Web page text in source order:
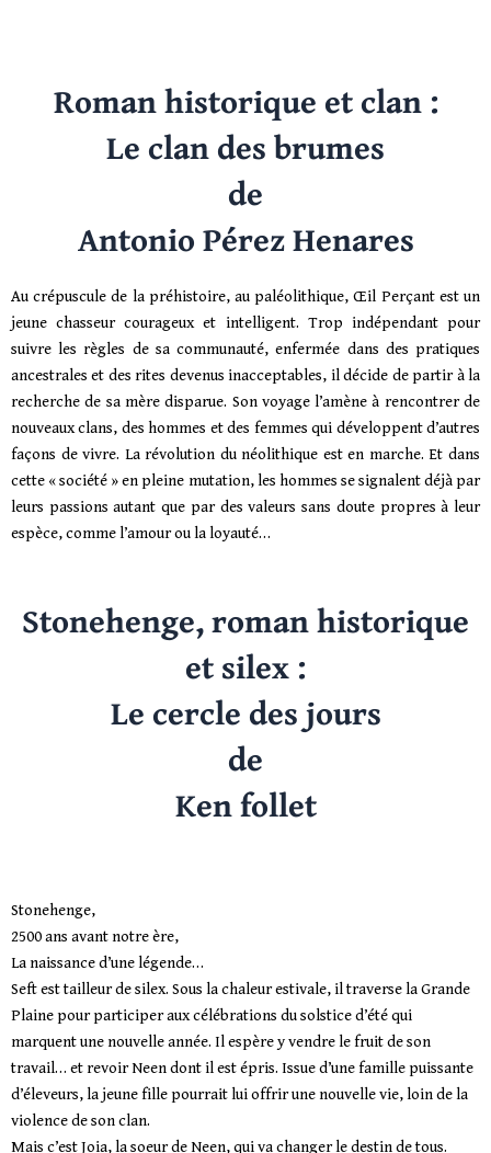
Roman historique et clan :
Le clan des brumes
de
Antonio Pérez Henares
Au crépuscule de la préhistoire, au paléolithique, Œil Perçant est un
jeune chasseur courageux et intelligent. Trop indépendant pour
suivre les règles de sa communauté, enfermée dans des pratiques
ancestrales et des rites devenus inacceptables, il décide de partir à la
recherche de sa mère disparue. Son voyage l’amène à rencontrer de
nouveaux clans, des hommes et des femmes qui développent d’autres
façons de vivre. La révolution du néolithique est en marche. Et dans
cette « société » en pleine mutation, les hommes se signalent déjà par
leurs passions autant que par des valeurs sans doute propres à leur
espèce, comme l’amour ou la loyauté…
Stonehenge, roman historique
et silex :
Le cercle des jours
de
Ken follet
Stonehenge,
2500 ans avant notre ère,
La naissance d’une légende…
Seft est tailleur de silex. Sous la chaleur estivale, il traverse la Grande
Plaine pour participer aux célébrations du solstice d’été qui
marquent une nouvelle année. Il espère y vendre le fruit de son
travail… et revoir Neen dont il est épris. Issue d’une famille puissante
d’éleveurs, la jeune fille pourrait lui offrir une nouvelle vie, loin de la
violence de son clan.
Mais c’est Joia, la soeur de Neen, qui va changer le destin de tous.